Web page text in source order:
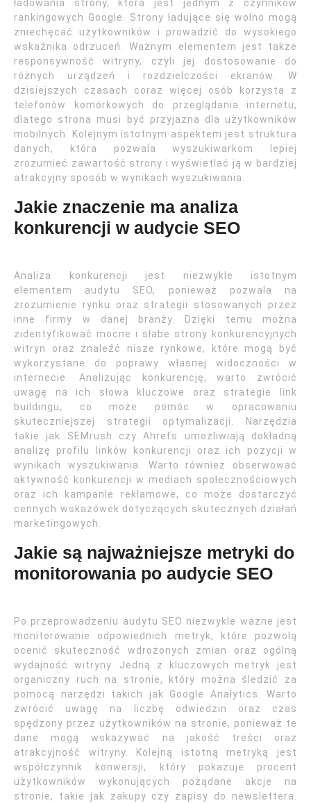
ładowania strony, która jest jednym z czynników
rankingowych Google. Strony ładujące się wolno mogą
zniechęcać użytkowników i prowadzić do wysokiego
wskaźnika odrzuceń. Ważnym elementem jest także
responsywność witryny, czyli jej dostosowanie do
różnych urządzeń i rozdzielczości ekranów. W
dzisiejszych czasach coraz więcej osób korzysta z
telefonów komórkowych do przeglądania internetu,
dlatego strona musi być przyjazna dla użytkowników
mobilnych. Kolejnym istotnym aspektem jest struktura
danych, która pozwala wyszukiwarkom lepiej
zrozumieć zawartość strony i wyświetlać ją w bardziej
atrakcyjny sposób w wynikach wyszukiwania.
Jakie znaczenie ma analiza
konkurencji w audycie SEO
Analiza konkurencji jest niezwykle istotnym
elementem audytu SEO, ponieważ pozwala na
zrozumienie rynku oraz strategii stosowanych przez
inne firmy w danej branży. Dzięki temu można
zidentyfikować mocne i słabe strony konkurencyjnych
witryn oraz znaleźć nisze rynkowe, które mogą być
wykorzystane do poprawy własnej widoczności w
internecie. Analizując konkurencję, warto zwrócić
uwagę na ich słowa kluczowe oraz strategie link
buildingu, co może pomóc w opracowaniu
skuteczniejszej strategii optymalizacji. Narzędzia
takie jak SEMrush czy Ahrefs umożliwiają dokładną
analizę profilu linków konkurencji oraz ich pozycji w
wynikach wyszukiwania. Warto również obserwować
aktywność konkurencji w mediach społecznościowych
oraz ich kampanie reklamowe, co może dostarczyć
cennych wskazówek dotyczących skutecznych działań
marketingowych.
Jakie są najważniejsze metryki do
monitorowania po audycie SEO
Po przeprowadzeniu audytu SEO niezwykle ważne jest
monitorowanie odpowiednich metryk, które pozwolą
ocenić skuteczność wdrożonych zmian oraz ogólną
wydajność witryny. Jedną z kluczowych metryk jest
organiczny ruch na stronie, który można śledzić za
pomocą narzędzi takich jak Google Analytics. Warto
zwrócić uwagę na liczbę odwiedzin oraz czas
spędzony przez użytkowników na stronie, ponieważ te
dane mogą wskazywać na jakość treści oraz
atrakcyjność witryny. Kolejną istotną metryką jest
współczynnik konwersji, który pokazuje procent
użytkowników wykonujących pożądane akcje na
stronie, takie jak zakupy czy zapisy do newslettera.